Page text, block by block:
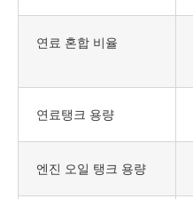
연료 혼합 비율
연료탱크 용량
엔진 오일 탱크 용량